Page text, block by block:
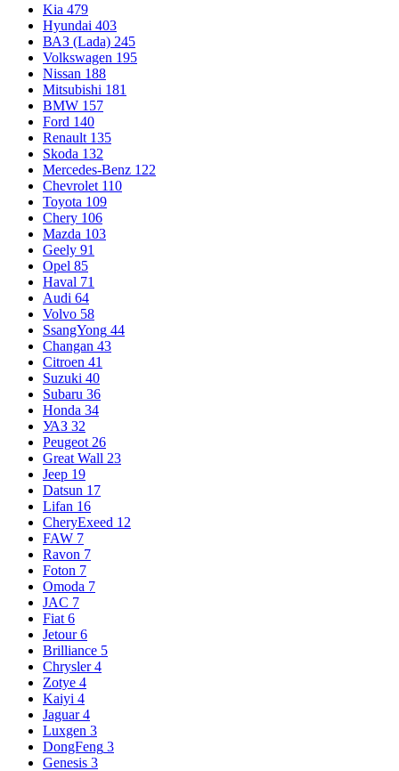
Kia 479
Hyundai 403
ВАЗ (Lada) 245
Volkswagen 195
Nissan 188
Mitsubishi 181
BMW 157
Ford 140
Renault 135
Skoda 132
Mercedes-Benz 122
Chevrolet 110
Toyota 109
Chery 106
Mazda 103
Geely 91
Opel 85
Haval 71
Audi 64
Volvo 58
SsangYong 44
Changan 43
Citroen 41
Suzuki 40
Subaru 36
Honda 34
УАЗ 32
Peugeot 26
Great Wall 23
Jeep 19
Datsun 17
Lifan 16
CheryExeed 12
FAW 7
Ravon 7
Foton 7
Omoda 7
JAC 7
Fiat 6
Jetour 6
Brilliance 5
Chrysler 4
Zotye 4
Kaiyi 4
Jaguar 4
Luxgen 3
DongFeng 3
Genesis 3